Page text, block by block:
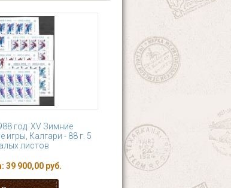
год. XV Зимние
игры, Калгари - 88 г. 5
листов
39 900,00 руб.